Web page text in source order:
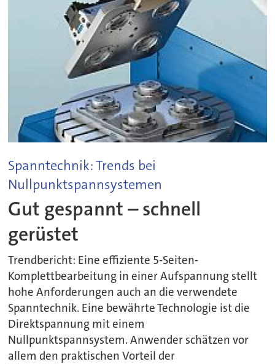
Spanntechnik: Trends bei
Nullpunktspannsystemen
Gut gespannt – schnell
gerüstet
Trendbericht: Eine effiziente 5-Seiten-
Komplettbearbeitung in einer Aufspannung stellt
hohe Anforderungen auch an die verwendete
Spanntechnik. Eine bewährte Technologie ist die
Direktspannung mit einem
Nullpunktspannsystem. Anwender schätzen vor
allem den praktischen Vorteil der